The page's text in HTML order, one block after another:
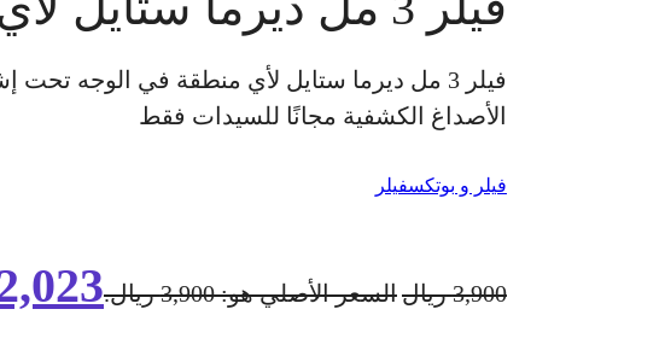
الأصداغ الكشفية مجانًا للسيدات فقط
فيلر و بوتكسفيلر
3,900 ريالالسعر الأصلي هو: 3,900 ريال.